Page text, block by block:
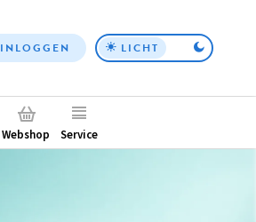
Top
INLOGGEN LICHT
Webshop Service